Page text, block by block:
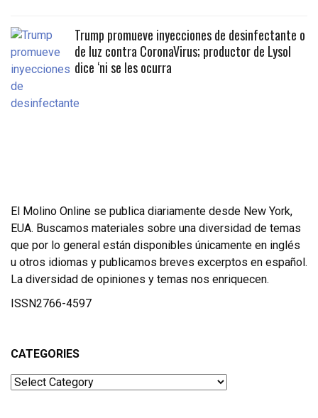
Trump promueve inyecciones de desinfectante o
de luz contra CoronaVirus; productor de Lysol
dice ‘ni se les ocurra
El Molino Online se publica diariamente desde New York,
EUA. Buscamos materiales sobre una diversidad de temas
que por lo general están disponibles únicamente en inglés
u otros idiomas y publicamos breves excerptos en español.
La diversidad de opiniones y temas nos enriquecen.
ISSN2766-4597
CATEGORIES
Categories